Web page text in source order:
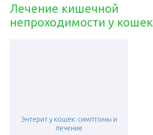
Лечение кишечной
непроходимости у кошек
Энтерит у кошек: симптомы и
лечение